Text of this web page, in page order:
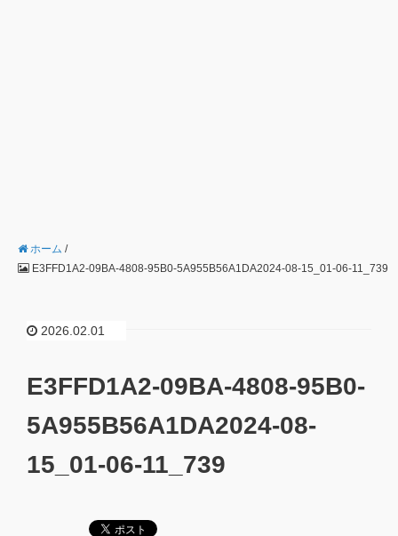
ホーム /
E3FFD1A2-09BA-4808-95B0-5A955B56A1DA2024-08-15_01-06-11_739
2026.02.01
E3FFD1A2-09BA-4808-95B0-
5A955B56A1DA2024-08-
15_01-06-11_739